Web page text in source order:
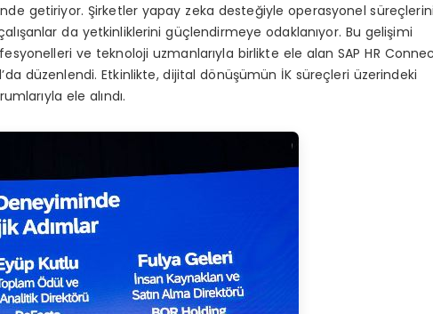
getiriyor. Şirketler yapay zeka desteğiyle operasyonel süreçlerini
da yetkinliklerini güçlendirmeye odaklanıyor. Bu gelişimi
ve teknoloji uzmanlarıyla birlikte ele alan SAP HR
düzenlendi. Etkinlikte, dijital dönüşümün İK süreçleri üzerindeki
ele alındı.